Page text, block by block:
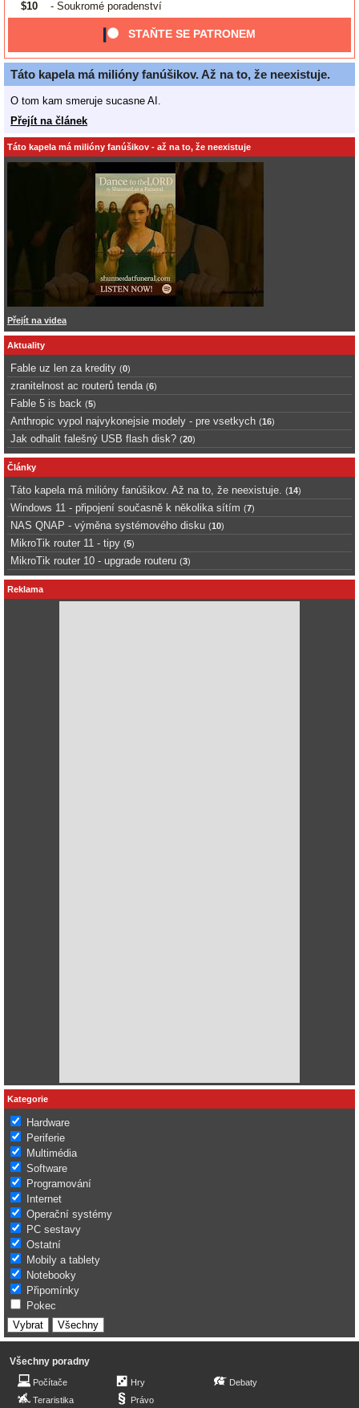
$10
- Soukromé poradenství
STAŇTE SE PATRONEM
Táto kapela má milióny fanúšikov. Až na to, že neexistuje.
O tom kam smeruje sucasne AI.
Přejít na článek
Táto kapela má milióny fanúšikov - až na to, že neexistuje
Přejít na videa
Aktuality
Fable uz len za kredity (0)
zranitelnost ac routerů tenda (6)
Fable 5 is back (5)
Anthropic vypol najvykonejsie modely - pre vsetkych (16)
Jak odhalit falešný USB flash disk? (20)
Články
Táto kapela má milióny fanúšikov. Až na to, že neexistuje. (14)
Windows 11 - připojení současně k několika sítím (7)
NAS QNAP - výměna systémového disku (10)
MikroTik router 11 - tipy (5)
MikroTik router 10 - upgrade routeru (3)
Reklama
Kategorie
Hardware
Periferie
Multimédia
Software
Programování
Internet
Operační systémy
PC sestavy
Ostatní
Mobily a tablety
Notebooky
Připomínky
Pokec
Všechny poradny
Počítače
Teraristika
Hry
Právo
Debaty